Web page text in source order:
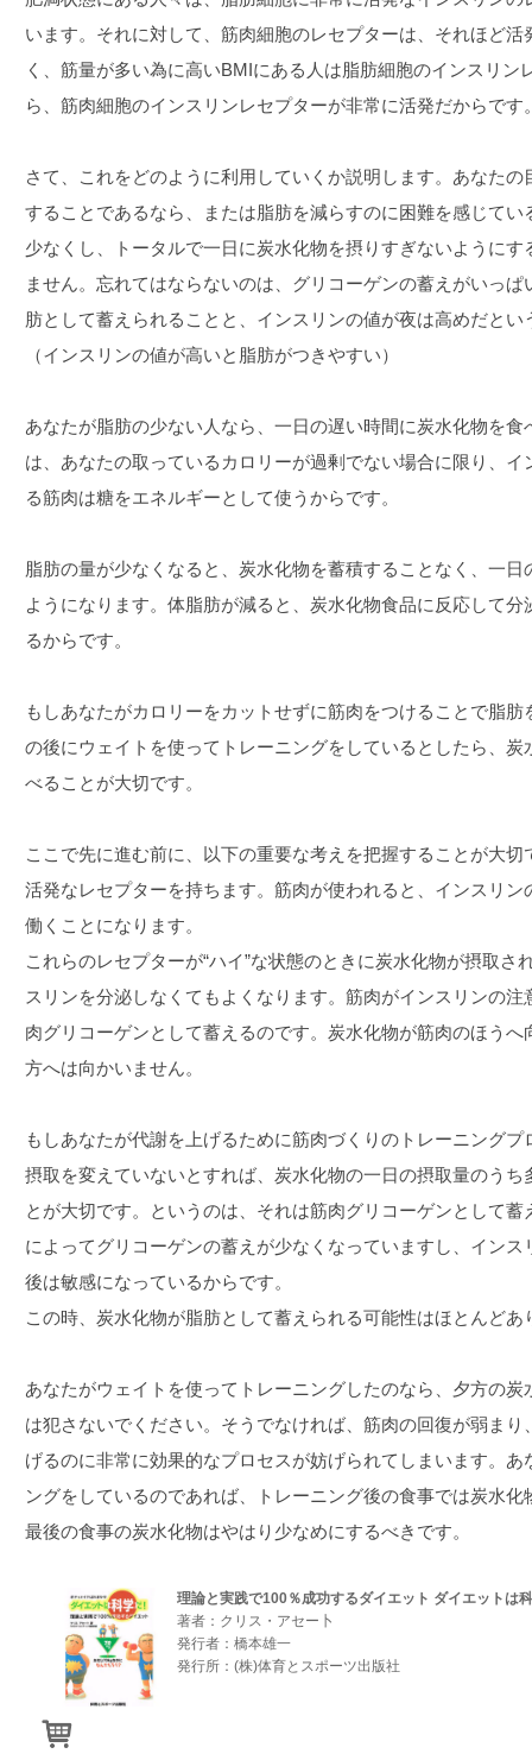
います。それに対して、筋肉細胞のレセプターは、それほど
く、筋量が多い為に高いBMIにある人は脂肪細胞のインスリン
ら、筋肉細胞のインスリンレセプターが非常に活発だからです
さて、これをどのように利用していくか説明します。あなた
することであるなら、または脂肪を減らすのに困難を感じて
少なくし、トータルで一日に炭水化物を摂りすぎないように
ません。忘れてはならないのは、グリコーゲンの蓄えがいっ
肪として蓄えられることと、インスリンの値が夜は高めだとい
（インスリンの値が高いと脂肪がつきやすい）
あなたが脂肪の少ない人なら、一日の遅い時間に炭水化物を
は、あなたの取っているカロリーが過剰でない場合に限り、
る筋肉は糖をエネルギーとして使うからです。
脂肪の量が少なくなると、炭水化物を蓄積することなく、一
ようになります。体脂肪が減ると、炭水化物食品に反応して
るからです。
もしあなたがカロリーをカットせずに筋肉をつけることで脂
の後にウェイトを使ってトレーニングをしているとしたら、
べることが大切です。
ここで先に進む前に、以下の重要な考えを把握することが大
活発なレセプターを持ちます。筋肉が使われると、インスリ
働くことになります。
これらのレセプターが“ハイ”な状態のときに炭水化物が摂取さ
スリンを分泌しなくてもよくなります。筋肉がインスリンの
肉グリコーゲンとして蓄えるのです。炭水化物が筋肉のほう
方へは向かいません。
もしあなたが代謝を上げるために筋肉づくりのトレーニング
摂取を変えていないとすれば、炭水化物の一日の摂取量のう
とが大切です。というのは、それは筋肉グリコーゲンとして
によってグリコーゲンの蓄えが少なくなっていますし、イン
後は敏感になっているからです。
この時、炭水化物が脂肪として蓄えられる可能性はほとんどあ
あなたがウェイトを使ってトレーニングしたのなら、夕方の
は犯さないでください。そうでなければ、筋肉の回復が弱ま
げるのに非常に効果的なプロセスが妨げられてしまいます。
ングをしているのであれば、トレーニング後の食事では炭水
最後の食事の炭水化物はやはり少なめにするべきです。
理論と実践で100％成功するダイエット ダイエットは
著者：クリス・アセー卜
発行者：橋本雄一
発行所：(株)体育とスポーツ出版社